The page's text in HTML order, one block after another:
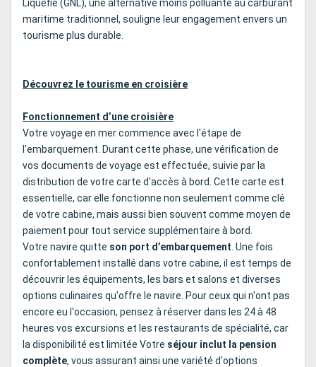
Liquéfié (GNL), une alternative moins polluante au carburant
maritime traditionnel, souligne leur engagement envers un
tourisme plus durable.
Découvrez le tourisme en croisière
Fonctionnement d’une croisière
Votre voyage en mer commence avec l'étape de
l'embarquement. Durant cette phase, une vérification de
vos documents de voyage est effectuée, suivie par la
distribution de votre carte d'accès à bord. Cette carte est
essentielle, car elle fonctionne non seulement comme clé
de votre cabine, mais aussi bien souvent comme moyen de
paiement pour tout service supplémentaire à bord.
Votre navire quitte son port d’embarquement . Une fois
confortablement installé dans votre cabine, il est temps de
découvrir les équipements, les bars et salons et diverses
options culinaires qu'offre le navire. Pour ceux qui n'ont pas
encore eu l'occasion, pensez à réserver dans les 24 à 48
heures vos excursions et les restaurants de spécialité, car
la disponibilité est limitée Votre séjour inclut la pension
complète, vous assurant ainsi une variété d'options